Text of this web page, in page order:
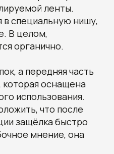
ленты.
специальную нишу,
В целом,
органично.
а передняя часть
которая оснащена
использования.
что после
защёлка быстро
мнение, она